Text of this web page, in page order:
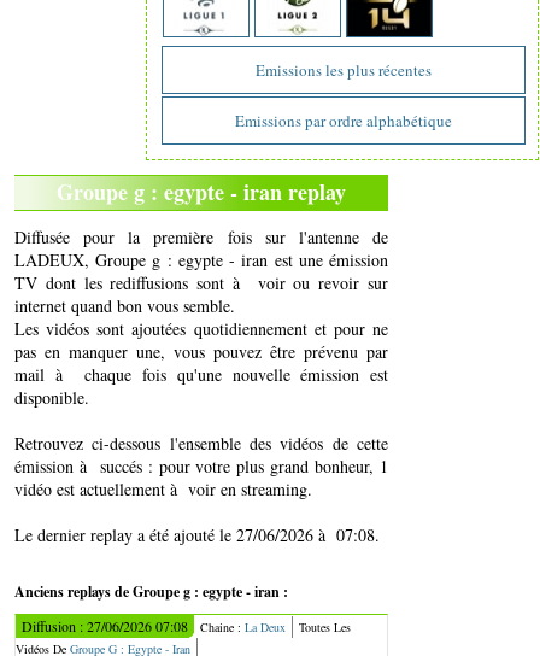
Emissions les plus récentes
Emissions par ordre alphabétique
Groupe g : egypte - iran replay
Diffusée pour la première fois sur l'antenne de
LADEUX, Groupe g : egypte - iran est une émission
TV dont les rediffusions sont à voir ou revoir sur
internet quand bon vous semble.
Les vidéos sont ajoutées quotidiennement et pour ne
pas en manquer une, vous pouvez être prévenu par
mail à chaque fois qu'une nouvelle émission est
disponible.
Retrouvez ci-dessous l'ensemble des vidéos de cette
émission à succés : pour votre plus grand bonheur, 1
vidéo est actuellement à voir en streaming.
Le dernier replay a été ajouté le 27/06/2026 à 07:08.
Anciens replays de Groupe g : egypte - iran :
Diffusion : 27/06/2026 07:08 Chaine : La Deux
Toutes Les
Vidéos De Groupe G : Egypte - Iran